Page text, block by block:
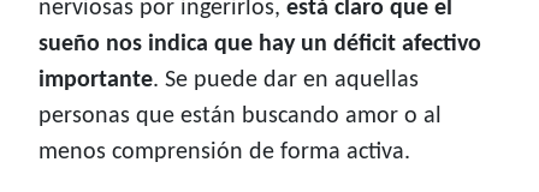
nerviosas por ingerirlos, está claro que el
sueño nos indica que hay un déficit afectivo
importante. Se puede dar en aquellas
personas que están buscando amor o al
menos comprensión de forma activa.